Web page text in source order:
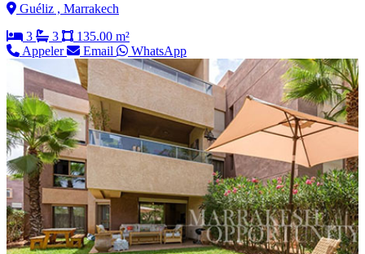
Guéliz , Marrakech
3
3
135.00 m²
Appeler
Email WhatsApp